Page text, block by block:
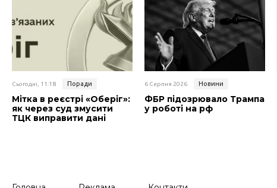
Сьогодні, 11:18 Поради
Мітка в реєстрі «Оберіг»:
як через суд змусити
ТЦК виправити дані
6 Серпня 2026 Новини
ФБР підозрювало Трампа
у роботі на рф